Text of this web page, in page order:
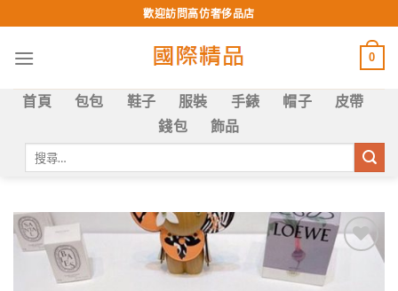
to
content
歡迎訪問高仿奢侈品店
0
首頁 包包 鞋子 服裝 手錶 帽子
皮帶
錢包
飾品
字: